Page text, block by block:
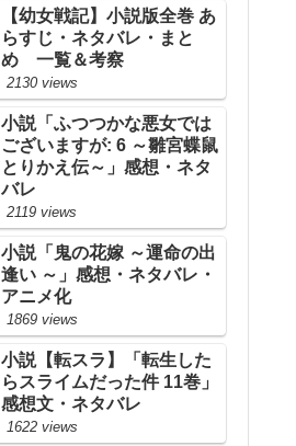
【幼女戦記】小説版全巻 あ
らすじ・ネタバレ・まと
め 一覧＆考察
2130 views
小説「ふつつかな悪女では
ございますが: 6 ～雛宮蝶鼠
とりかえ伝～」感想・ネタ
バレ
2119 views
小説「鬼の花嫁 ～運命の出
逢い ～」感想・ネタバレ・
アニメ化
1869 views
小説【転スラ】「転生した
らスライムだった件 11巻」
感想文・ネタバレ
1622 views